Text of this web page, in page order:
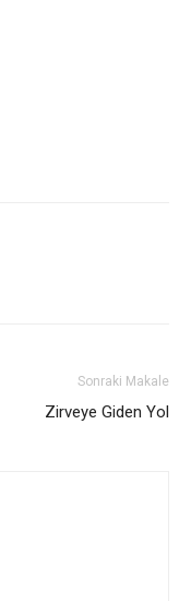
Sonraki Makale
Zirveye Giden Yol